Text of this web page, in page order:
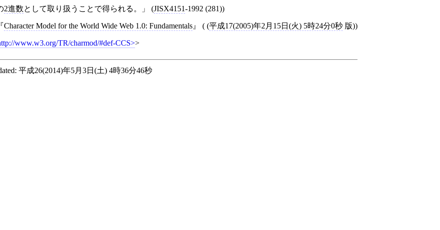
2進数として取り扱うことで得られる。」 (JISX4151‐1992 (281))
Character Model for the World Wide Web 1.0: Fundamentals ( (平成17(2005)年2月15日(火) 5時24分0秒 版))
www.w3.org/TR/charmod/#def-CCS >
平成26(2014)年5月3日(土) 4時36分46秒